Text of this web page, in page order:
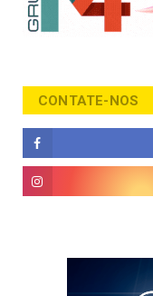
CONTATE-NOS